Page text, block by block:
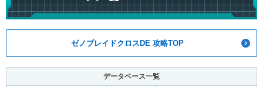
ゼノブレイドクロスDE 攻略TOP
データベース一覧